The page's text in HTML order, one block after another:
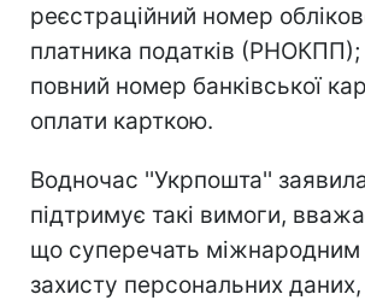
реєстраційний номер
платника податків (РНОКПП);
повний номер банківської
оплати карткою.
Водночас ''Укрпошта''
підтримує такі вимоги,
що суперечать міжнародним
захисту персональних даних,